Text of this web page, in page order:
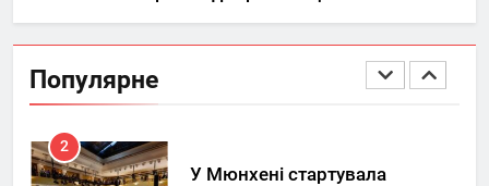
Популярне
вдосконалювати Patriot,
передаючи дані про удари РФ
2
У Мюнхені стартувала